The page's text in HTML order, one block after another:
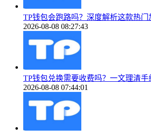
TP钱包会跑路吗？深度解析这款热
2026-08-08 08:27:43
TP钱包兑换需要收费吗？一文理清手
2026-08-08 07:44:01